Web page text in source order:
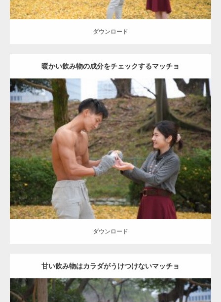
ダウンロード
暖かい飲み物の成分をチェックするマッチョ
Update:2021.07.8
Category:公園のマッチョ その他 AKIHITO(細マッチョ) 上腕三頭筋
肩
ダウンロード
ダウンロード
甘い飲み物はカラダがうけつけないマッチョ